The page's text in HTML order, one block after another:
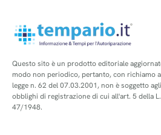
Questo sito è un prodotto editoriale
modo non periodico, pertanto, con richiamo
legge n. 62 del 07.03.2001, non è soggetto agli
obblighi di registrazione di cui all'art. 5 della L.
47/1948.